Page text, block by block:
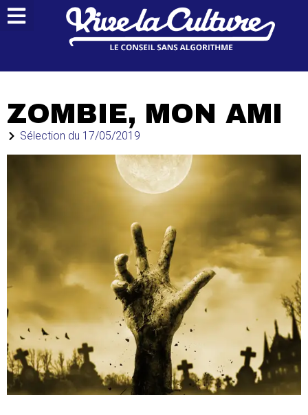
ZOMBIE, MON AMI
Sélection du 17/05/2019